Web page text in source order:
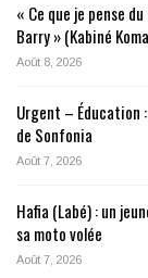
« Ce que je pense
Barry » (Kabiné
Août 8, 2026
Urgent – Éducation
de Sonfonia
Août 7, 2026
Hafia (Labé) : un
sa moto volée
Août 7, 2026